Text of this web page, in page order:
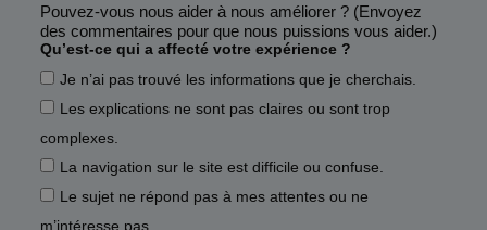
Pouvez-vous nous aider à nous améliorer ? (Envoyez
des commentaires pour que nous puissions vous aider.)
Qu’est-ce qui a affecté votre expérience ?
Je n’ai pas trouvé les informations que je cherchais.
Les explications ne sont pas claires ou sont trop
complexes.
La navigation sur le site est difficile ou confuse.
Le sujet ne répond pas à mes attentes ou ne
m’intéresse pas.